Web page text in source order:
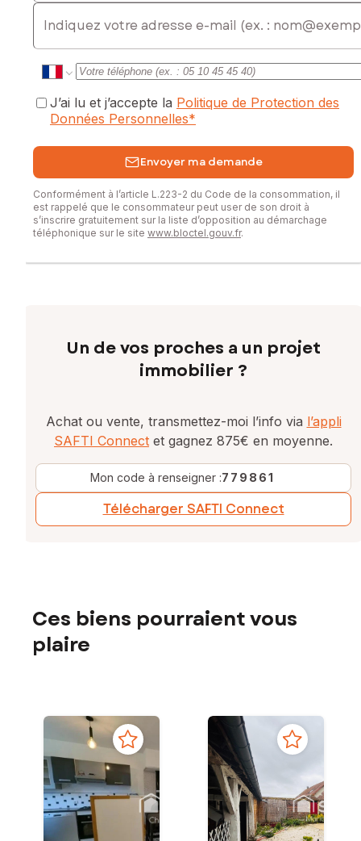
E-mail
J’ai lu et j’accepte la Politique de Protection des
Données Personnelles*
Envoyer ma demande
Conformément à l’article L.223-2 du Code de la consommation, il
est rappelé que le consommateur peut user de son droit à
s’inscrire gratuitement sur la liste d’opposition au démarchage
téléphonique sur le site www.bloctel.gouv.fr.
Un de vos proches a un projet
immobilier ?
Achat ou vente, transmettez-moi l’info via l’appli
SAFTI Connect et gagnez 875€ en moyenne.
Mon code à renseigner :779861
Télécharger SAFTI Connect
Ces biens pourraient vous
plaire